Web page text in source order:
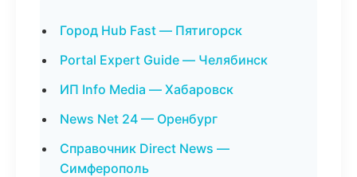
Город Hub Fast — Пятигорск
Portal Expert Guide — Челябинск
ИП Info Media — Хабаровск
News Net 24 — Оренбург
Справочник Direct News —
Симферополь